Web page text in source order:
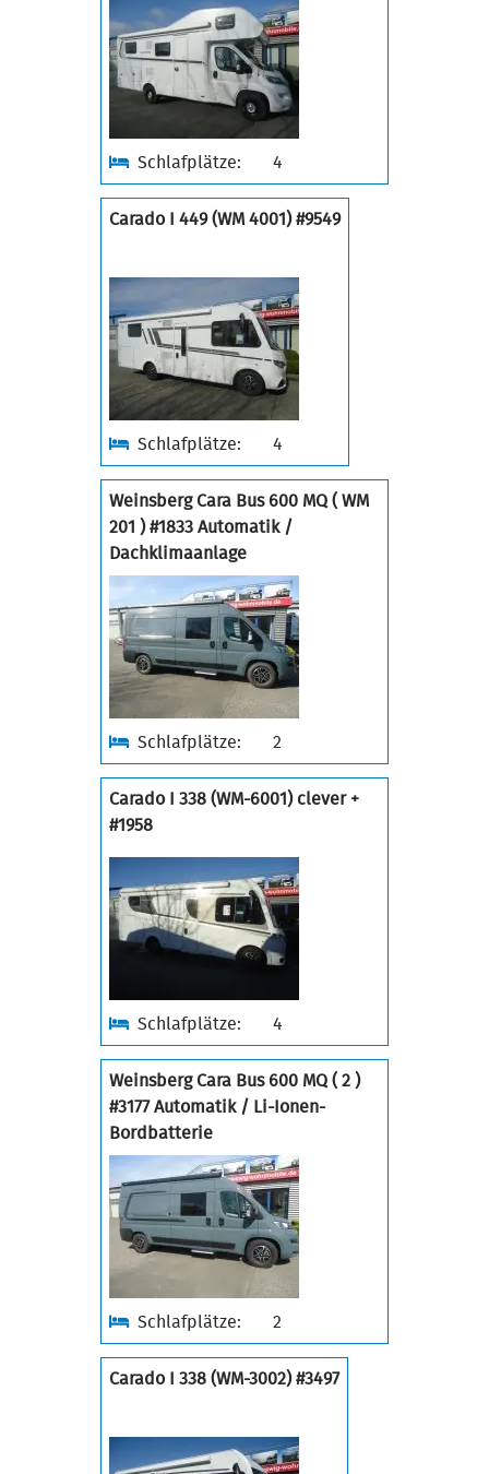
Schlafplätze: 4
Carado I 449 (WM 4001) #9549
Schlafplätze: 4
Weinsberg Cara Bus 600 MQ ( WM
201 ) #1833 Automatik /
Dachklimaanlage
Schlafplätze: 2
Carado I 338 (WM-6001) clever +
#1958
Schlafplätze: 4
Weinsberg Cara Bus 600 MQ ( 2 )
#3177 Automatik / Li-Ionen-
Bordbatterie
Schlafplätze: 2
Carado I 338 (WM-3002) #3497